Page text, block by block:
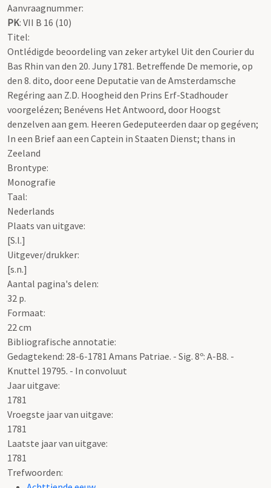
Aanvraagnummer:
PK: VII B 16 (10)
Titel:
Ontlédigde beoordeling van zeker artykel Uit den Courier du
Bas Rhin van den 20. Juny 1781. Betreffende De memorie, op
den 8. dito, door eene Deputatie van de Amsterdamsche
Regéring aan Z.D. Hoogheid den Prins Erf-Stadhouder
voorgelézen; Benévens Het Antwoord, door Hoogst
denzelven aan gem. Heeren Gedeputeerden daar op gegéven;
In een Brief aan een Captein in Staaten Dienst; thans in
Zeeland
Brontype:
Monografie
Taal:
Nederlands
Plaats van uitgave:
[S.l.]
Uitgever/drukker:
[s.n.]
Aantal pagina's delen:
32 p.
Formaat:
22 cm
Bibliografische annotatie:
Gedagtekend: 28-6-1781 Amans Patriae. - Sig. 8º: A-B8. -
Knuttel 19795. - In convoluut
Jaar uitgave:
1781
Vroegste jaar van uitgave:
1781
Laatste jaar van uitgave:
1781
Trefwoorden: